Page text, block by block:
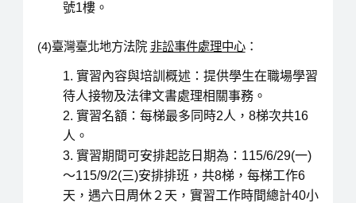
號1樓。
(4)臺灣臺北地方法院 非訟事件處理中心：
實習內容與培訓概述：提供學生在職場學習
待人接物及法律文書處理相關事務。
實習名額：每梯最多同時2人，8梯次共16
人。
實習期間可安排起訖日期為：115/6/29(一)
～115/9/2(三)安排排班，共8梯，每梯工作6
天，遇六日周休２天，實習工作時間總計40小